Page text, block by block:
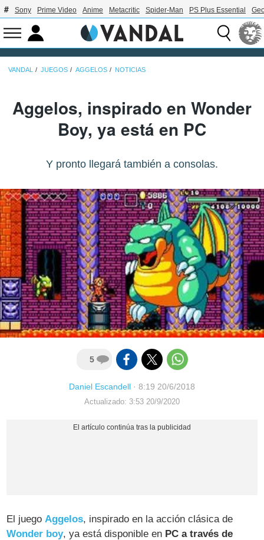
Sony Prime Video Anime Metacritic Spider-Man PS Plus Essential
VANDAL JUEGOS AGGELOS NOTICIAS
Aggelos, inspirado en Wonder
Boy, ya está en PC
Y pronto llegará también a consolas.
5
Daniel Escandell · 8:19 20/6/2018
Actualizado: 3:53 20/9/2020
El juegoAggelos, inspirado en la acción clásica de
Wonder boy, ya está disponible en PC a través de